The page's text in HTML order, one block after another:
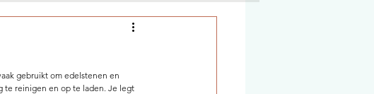
gebruikt om edelstenen en
te reinigen en op te laden. Je legt